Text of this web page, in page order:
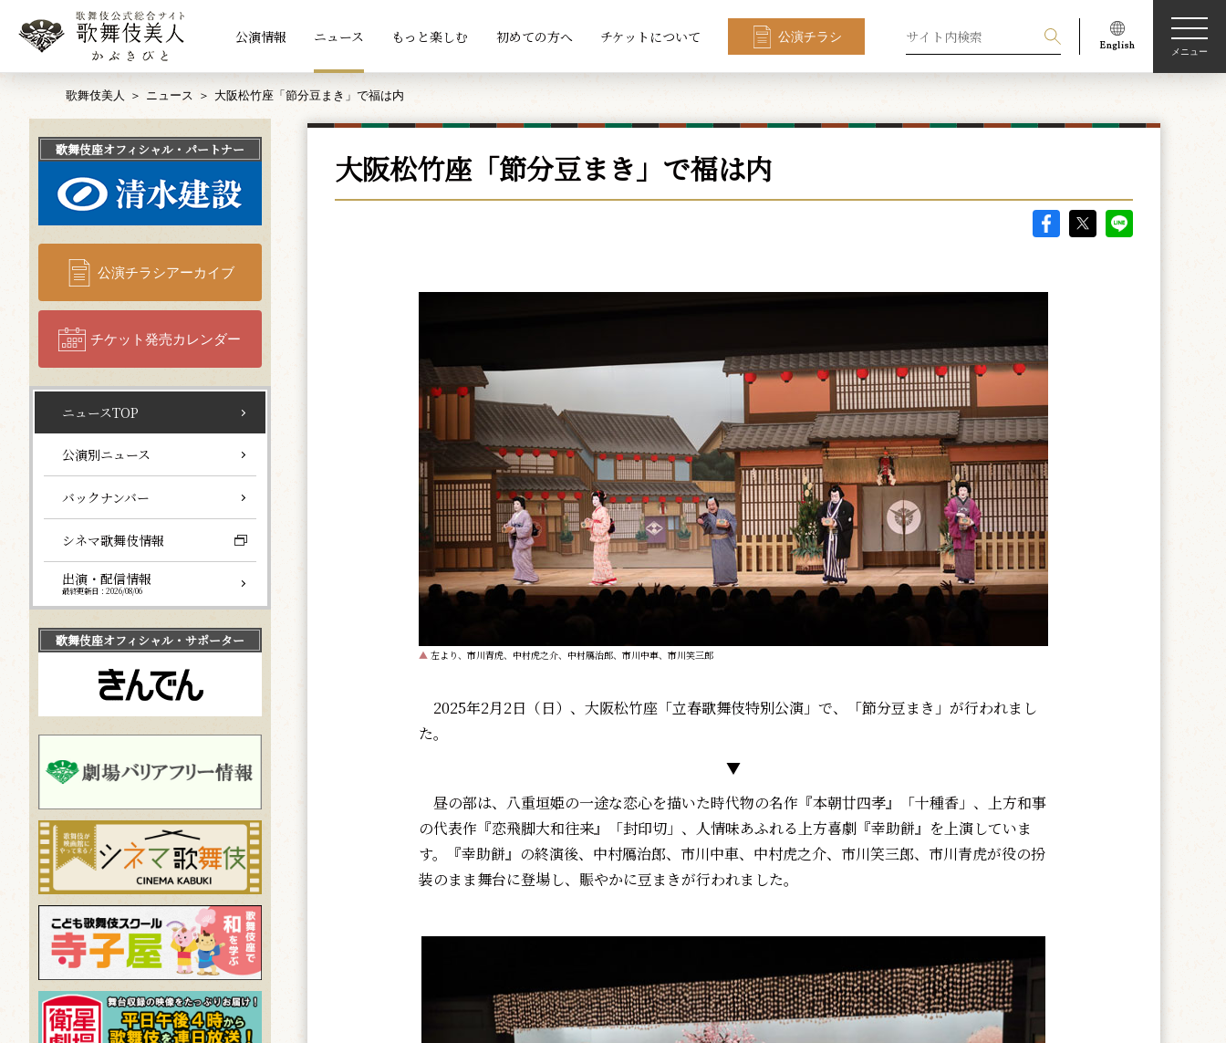
公演情報 ニュース もっと楽しむ 初めての方へ チケットについて 公演チラシ
メニュー
歌舞伎美人 ニュース 大阪松竹座「節分豆まき」で福は内
大阪松竹座「節分豆まき」で福は内
▲左より、市川青虎、中村虎之介、中村鴈治郎、市川中車、市川笑三郎
2025年2月2日（日）、大阪松竹座「立春歌舞伎特別公演」で、「節分豆まき」が行われまし
た。
▼
昼の部は、八重垣姫の一途な恋心を描いた時代物の名作『本朝廿四孝』「十種香」、上方和事
の代表作『恋飛脚大和往来』「封印切」、人情味あふれる上方喜劇『幸助餅』を上演していま
す。『幸助餅』の終演後、中村鴈治郎、市川中車、中村虎之介、市川笑三郎、市川青虎が役の扮
装のまま舞台に登場し、賑やかに豆まきが行われました。
歌舞伎座オフィシャル・パートナー
公演チラシアーカイブ
チケット発売カレンダー
ニュースTOP
公演別ニュース
バックナンバー
シネマ歌舞伎情報
出演・配信情報
最終更新日：2026/08/06
歌舞伎座オフィシャル・サポーター